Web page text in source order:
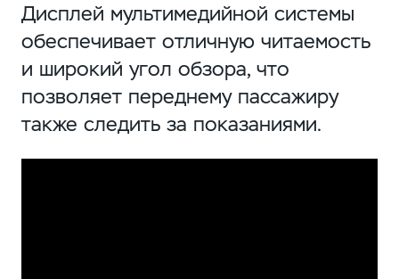
Дисплей мультимедийной системы
обеспечивает отличную читаемость
и широкий угол обзора, что
позволяет переднему пассажиру
также следить за показаниями.